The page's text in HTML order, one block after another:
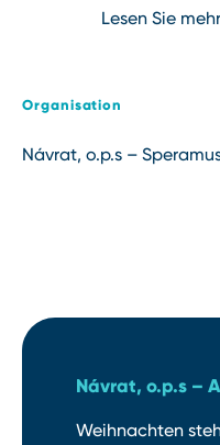
Lesen Sie
Organisation
Návrat, o.p.s ⁠⁠⁠⁠⁠⁠⁠⁠⁠–⁠⁠⁠⁠⁠⁠⁠⁠⁠
Návrat, o.p.s ⁠–⁠
Weihnachten